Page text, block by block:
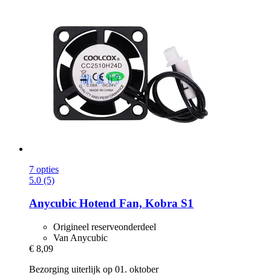
7 opties
5.0 (5)
Anycubic Hotend Fan, Kobra S1
Origineel reserveonderdeel
Van Anycubic
€ 8,09
Bezorging uiterlijk op 01. oktober